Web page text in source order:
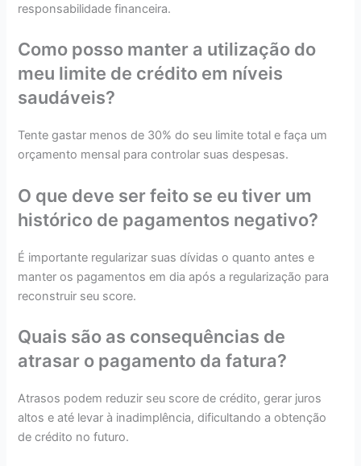
responsabilidade financeira.
Como posso manter a utilização do
meu limite de crédito em níveis
saudáveis?
Tente gastar menos de 30% do seu limite total e faça um
orçamento mensal para controlar suas despesas.
O que deve ser feito se eu tiver um
histórico de pagamentos negativo?
É importante regularizar suas dívidas o quanto antes e
manter os pagamentos em dia após a regularização para
reconstruir seu score.
Quais são as consequências de
atrasar o pagamento da fatura?
Atrasos podem reduzir seu score de crédito, gerar juros
altos e até levar à inadimplência, dificultando a obtenção
de crédito no futuro.